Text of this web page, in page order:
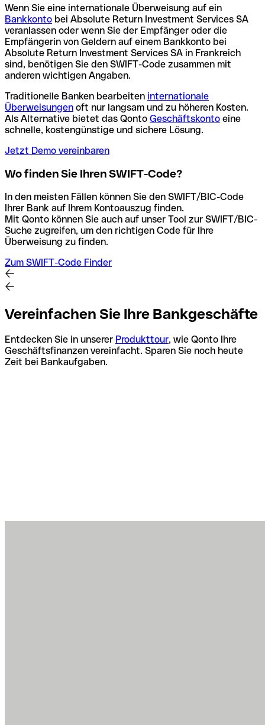
Wenn Sie eine internationale Überweisung auf ein
Bankkonto bei Absolute Return Investment Services SA
veranlassen oder wenn Sie der Empfänger oder die
Empfängerin von Geldern auf einem Bankkonto bei
Absolute Return Investment Services SA in Frankreich
sind, benötigen Sie den SWIFT-Code zusammen mit
anderen wichtigen Angaben.
Traditionelle Banken bearbeiten internationale
Überweisungen oft nur langsam und zu höheren Kosten.
Als Alternative bietet das Qonto Geschäftskonto eine
schnelle, kostengünstige und sichere Lösung.
Jetzt Demo vereinbaren
Wo finden Sie Ihren SWIFT-Code?
In den meisten Fällen können Sie den SWIFT/BIC-Code
Ihrer Bank auf Ihrem Kontoauszug finden.
Mit Qonto können Sie auch auf unser Tool zur SWIFT/BIC-
Suche zugreifen, um den richtigen Code für Ihre
Überweisung zu finden.
Zum SWIFT-Code Finder
Vereinfachen Sie Ihre Bankgeschäfte
Entdecken Sie in unserer Produkttour, wie Qonto Ihre
Geschäftsfinanzen vereinfacht. Sparen Sie noch heute
Zeit bei Bankaufgaben.